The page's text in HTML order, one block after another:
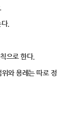
.
으로 한다.
와 용례는 따로 정